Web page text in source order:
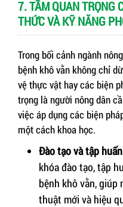
7. TẦM QUAN TRỌNG
THỨC VÀ KỸ NĂNG
Trong bối cảnh ngành
bệnh khô vằn không chỉ
vệ thực vật hay các biện
trọng là người nông dân
việc áp dụng các biện
một cách khoa học.
Đào tạo và tập huấn
khóa đào tạo, tập
bệnh khô vằn, giúp
thuật mới và hiệu